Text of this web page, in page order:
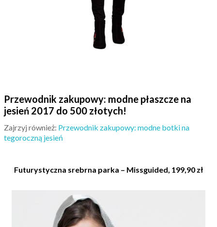
Przewodnik zakupowy: modne płaszcze na
jesień 2017 do 500 złotych!
Zajrzyj również: Przewodnik zakupowy: modne botki na
tegoroczną jesień
Futurystyczna srebrna parka – Missguided, 199,90 zł